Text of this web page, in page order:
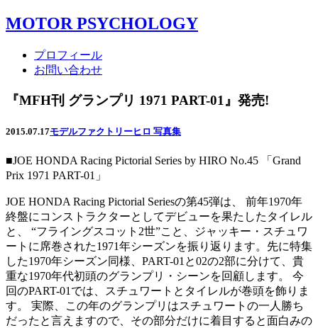
MOTOR PSYCHOLOGY
プロフィール
お問い合わせ
『MFH刊 グランプリ 1971 PART-01』発売!
2015.07.17モデルファクトリーヒロ 写真集
■JOE HONDA Racing Pictorial Series by HIRO No.45 「Grand
Prix 1971 PART-01」
JOE HONDA Racing Pictorial Seriesの第45弾は、 前年1970年
終盤にコンストラクターとしてデビューを果たしたタイレル
と、 “フライングスコット2世”こと、ジャッキー・スチュワ
ートに席巻された1971年シーズンを振り返ります。先に特集
した1970年シーズン同様、PART-01と02の2部に分けて、貴
重な1970年代初頭のグランプリ・シーンを回顧します。 今
回のPART-01では、スチュワートとタイレルが巻頭を飾りま
す。 実際、この年のグランプリはスチュワートの一人勝ち
だったと言えますので、その部分だけに着目すると面白みの